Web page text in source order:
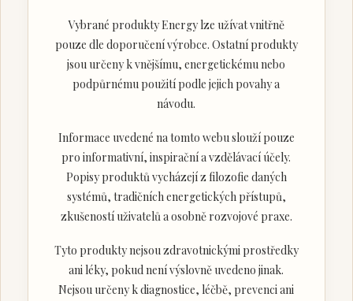
Vybrané produkty Energy lze užívat vnitřně
pouze dle doporučení výrobce. Ostatní produkty
jsou určeny k vnějšímu, energetickému nebo
podpůrnému použití podle jejich povahy a
návodu.
Informace uvedené na tomto webu slouží pouze
pro informativní, inspirační a vzdělávací účely.
Popisy produktů vycházejí z filozofie daných
systémů, tradičních energetických přístupů,
zkušeností uživatelů a osobně rozvojové praxe.
Tyto produkty nejsou zdravotnickými prostředky
ani léky, pokud není výslovně uvedeno jinak.
Nejsou určeny k diagnostice, léčbě, prevenci ani